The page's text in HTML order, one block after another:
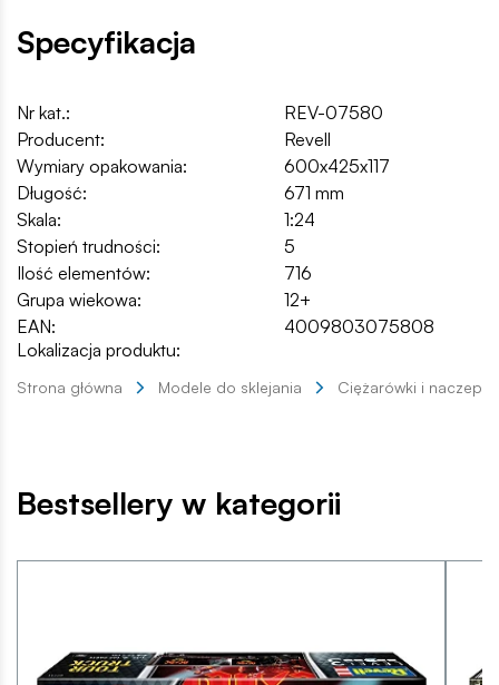
Specyfikacja
Nr kat.:
REV-07580
Producent:
Revell
Wymiary opakowania:
600x425x117
Długość:
671 mm
Skala:
1:24
Stopień trudności:
5
Ilość elementów:
716
Grupa wiekowa:
12+
EAN:
4009803075808
Lokalizacja produktu:
Strona główna Modele do sklejania Ciężarówki i naczepy
Bestsellery w kategorii